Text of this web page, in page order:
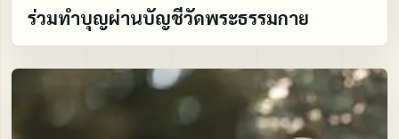
ร่วมทำบุญผ่านบัญชีวัดพระธรรมกาย